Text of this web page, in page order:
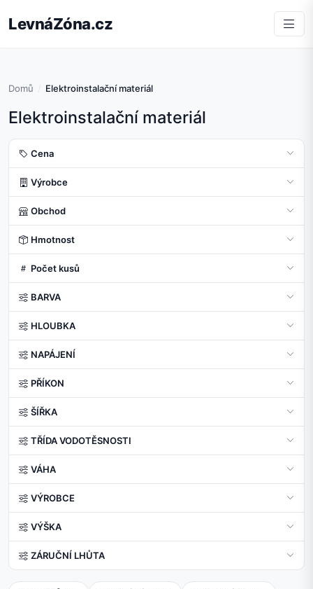
LevnáZóna.cz
Domů Elektroinstalační materiál
Elektroinstalační materiál
Cena
Výrobce
Obchod
Hmotnost
Počet kusů
BARVA
HLOUBKA
NAPÁJENÍ
PŘÍKON
ŠÍŘKA
TŘÍDA VODOTĚSNOSTI
VÁHA
VÝROBCE
VÝŠKA
ZÁRUČNÍ LHŮTA